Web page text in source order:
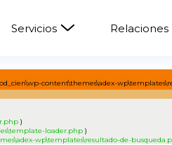
Servicios
content\themes\adex-
)
loader.php )
wp\templates\resultado-de-